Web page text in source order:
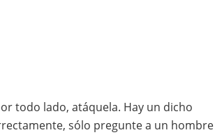
todo lado, atáquela. Hay un dicho
sólo pregunte a un hombre